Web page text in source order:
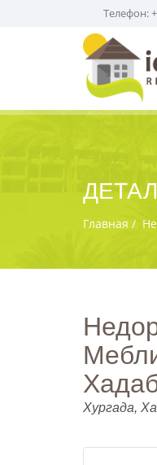
Телефон:
Главная
Хургада,